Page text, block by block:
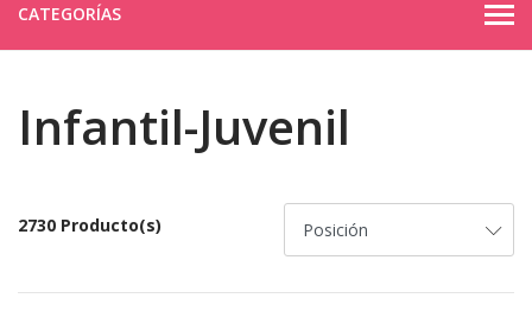
CATEGORÍAS
Infantil-Juvenil
2730 Producto(s)